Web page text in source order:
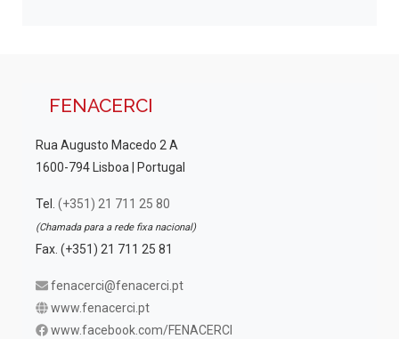
FENACERCI
Rua Augusto Macedo 2 A
1600-794 Lisboa | Portugal
Tel. (+351) 21 711 25 80
(Chamada para a rede fixa nacional)
Fax. (+351) 21 711 25 81
fenacerci@fenacerci.pt
www.fenacerci.pt
www.facebook.com/FENACERCI